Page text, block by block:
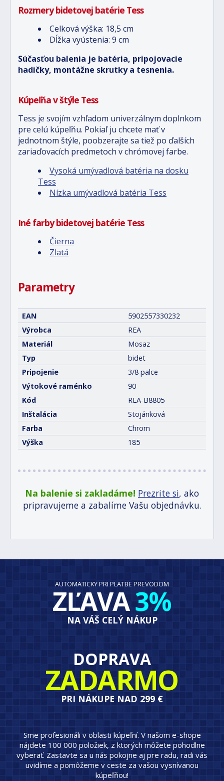
Rozmery bidetovej batérie Tess
Celková výška: 18,5 cm
Dĺžka vyústenia: 9 cm
Súčasťou balenia je batéria, pripojovacie
hadičky, montážne skrutky a tesnenia.
Kúpeľňa v štýle Tess
Tess je svojím vzhľadom univerzálnym doplnkom
pre celú kúpeľňu. Pokiaľ ju chcete mať v
jednotnom štýle, poobzerajte sa tiež po ďalších
zariaďovacích predmetoch v chrómovej farbe.
Vysoká umývadlová batéria na dosku
Tess
Nízka umývadlová batéria Tess
Iné farby bidetovej batérie Tess
Čierna
Zlatá
Parametry
EAN
5902557330232
Výrobca
REA
Materiál
Mosaz
Typ
bidet
Pripojenie
3/8 palce
Výtokové raménko
90
Kód
REA-B8805
Inštalácia
Stojánková
Farba
Chrom
Výška
185
Na balenie si zakladáme! Prezrite si, ako
pripravujeme a zabalíme Vašu objednávku.
AUTOMATICKY PRI PLATBE PREVODOM
ZĽAVA3%
NA VÁŠ CELÝ NÁKUP
DOPRAVA
ZADARMO
PRI NÁKUPE NAD 299 €
Sme profesionáli v oblasti kúpeľní. V našom e-shope
nájdete 100 000 položiek, z ktorých môžete pohodlne
vyberať. Zastavte sa u nás pokojne aj pre radu, radi vás
uvidíme a pomôžeme v ceste za vašou vysnívanou
kúpeľňou!